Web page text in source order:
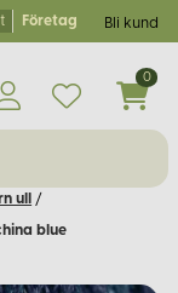
Företag Bli kund
0
ull
/
blue